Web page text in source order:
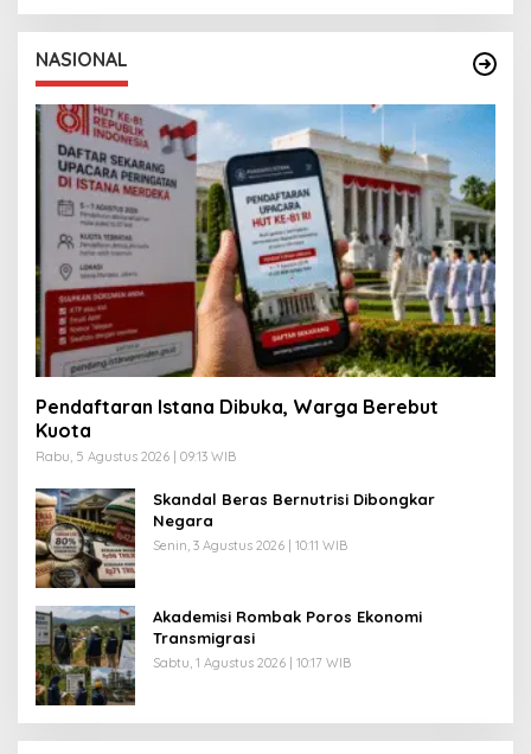
NASIONAL
Pendaftaran Istana Dibuka, Warga Berebut
Kuota
Rabu, 5 Agustus 2026 | 09:13 WIB
Skandal Beras Bernutrisi Dibongkar
Negara
Senin, 3 Agustus 2026 | 10:11 WIB
Akademisi Rombak Poros Ekonomi
Transmigrasi
Sabtu, 1 Agustus 2026 | 10:17 WIB